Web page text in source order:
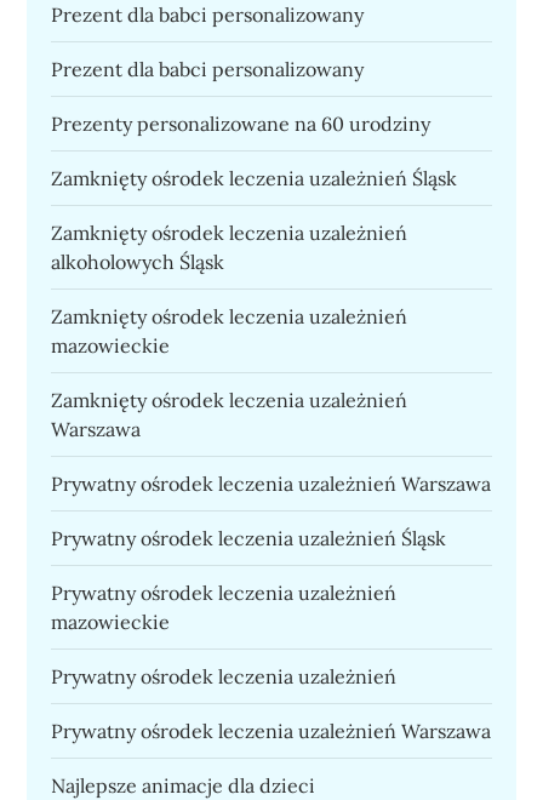
Prezent dla babci personalizowany
Prezent dla babci personalizowany
Prezenty personalizowane na 60 urodziny
Zamknięty ośrodek leczenia uzależnień Śląsk
Zamknięty ośrodek leczenia uzależnień
alkoholowych Śląsk
Zamknięty ośrodek leczenia uzależnień
mazowieckie
Zamknięty ośrodek leczenia uzależnień
Warszawa
Prywatny ośrodek leczenia uzależnień Warszawa
Prywatny ośrodek leczenia uzależnień Śląsk
Prywatny ośrodek leczenia uzależnień
mazowieckie
Prywatny ośrodek leczenia uzależnień
Prywatny ośrodek leczenia uzależnień Warszawa
Najlepsze animacje dla dzieci